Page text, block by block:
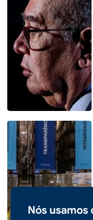
Nós usamos